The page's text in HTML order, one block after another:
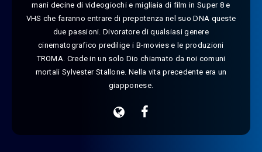
mani decine di videogiochi e migliaia di film in Super 8 e
VHS che faranno entrare di prepotenza nel suo DNA queste
due passioni. Divoratore di qualsiasi genere
cinematografico predilige i B-movies e le produzioni
TROMA. Crede in un solo Dio chiamato da noi comuni
mortali Sylvester Stallone. Nella vita precedente era un
giapponese.